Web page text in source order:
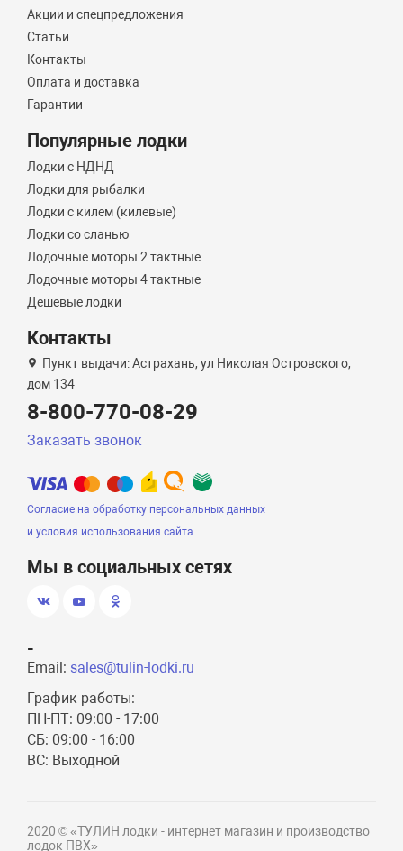
Акции и спецпредложения
Статьи
Контакты
Оплата и доставка
Гарантии
Популярные лодки
Лодки с НДНД
Лодки для рыбалки
Лодки с килем (килевые)
Лодки со сланью
Лодочные моторы 2 тактные
Лодочные моторы 4 тактные
Дешевые лодки
Контакты
Пункт выдачи: Астрахань, ул Николая Островского,
дом 134
8-800-770-08-29
Заказать звонок
Согласие на обработку персональных данных
и условия использования сайта
Мы в социальных сетях
-
Email: sales@tulin-lodki.ru
График работы:
ПН-ПТ: 09:00 - 17:00
СБ: 09:00 - 16:00
ВС: Выходной
2020 © «ТУЛИН лодки - интернет магазин и производство
лодок ПВХ»